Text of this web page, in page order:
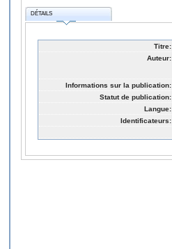
DÉTAILS
Titre:
Auteur:
Informations sur la publication:
Statut de publication:
Langue:
Identificateurs: